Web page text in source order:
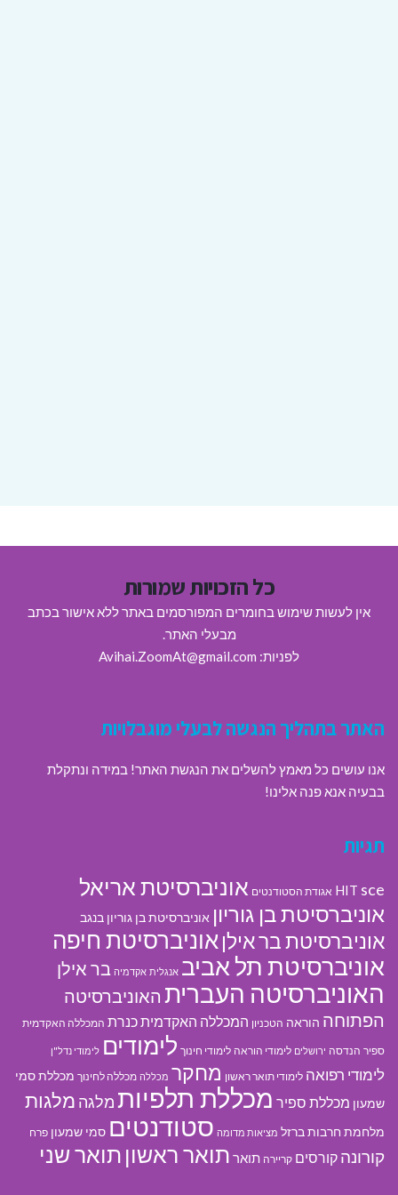
כל הזכויות שמורות
אין לעשות שימוש בחומרים המפורסמים באתר ללא אישור בכתב
מבעלי האתר.
לפניות: Avihai.ZoomAt@gmail.com
האתר בתהליך הנגשה לבעלי מוגבלויות
אנו עושים כל מאמץ להשלים את הנגשת האתר! במידה ונתקלת
בבעיה אנא פנה אלינו!
תגיות
HIT sce אגודת הסטודנטים אוניברסיטת אריאל
אוניברסיטת בן גוריון אוניברסיטת בן גוריון בנגב
אוניברסיטת בר אילן אוניברסיטת חיפה
אוניברסיטת תל אביב אנגלית אקדמיה בר אילן
האוניברסיטה העברית האוניברסיטה
הפתוחה הוראה הטכניון המכללה האקדמית כנרת המכללה האקדמית
ספיר הנדסה ירושלים לימודי הוראה לימודי חינוך לימודים לימודי נדל"ן
לימודי רפואה לימודי תואר ראשון מחקר מכללה מכללה לחינוך מכללת סמי
שמעון מכללת ספיר מכללת תלפיות מלגה מלגות
מלחמת חרבות ברזל מציאות מדומה סטודנטים סמי שמעון פרח
קורונה קורסים קריירה תואר תואר ראשון תואר שני